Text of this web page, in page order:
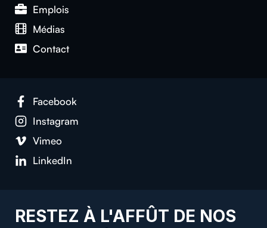
Emplois
Médias
Contact
Facebook
Instagram
Vimeo
LinkedIn
RESTEZ À L'AFFÛT DE NOS